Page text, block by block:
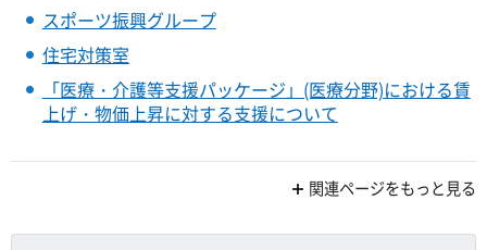
スポーツ振興グループ
住宅対策室
「医療・介護等支援パッケージ」(医療分野)における賃
上げ・物価上昇に対する支援について
関連ページをもっと見る